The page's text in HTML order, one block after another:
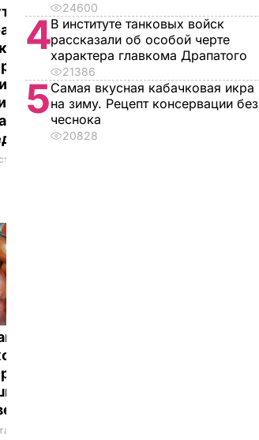
на
полета
– штаб
сил
лучшая соль
ее – и
на банках не
19.34
24600
4В институте танковых войск
рассказали об особой черте
характера главкома Драпатого
21386
5Самая вкусная кабачковая икра
на зиму. Рецепт консервации без
чеснока
20828